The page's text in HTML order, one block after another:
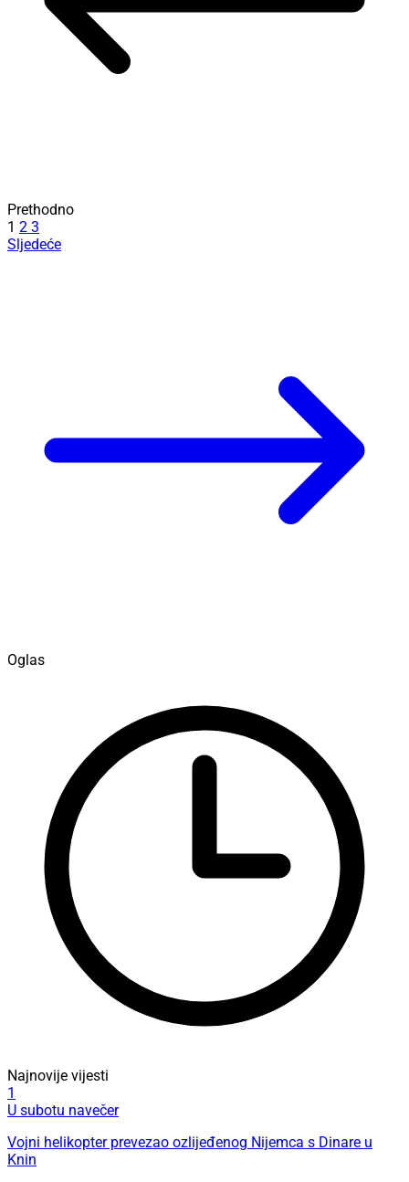
Prethodno
1 2 3
Sljedeće
Oglas
Najnovije vijesti
1
U subotu navečer
Vojni helikopter prevezao ozlijeđenog Nijemca s Dinare u
Knin